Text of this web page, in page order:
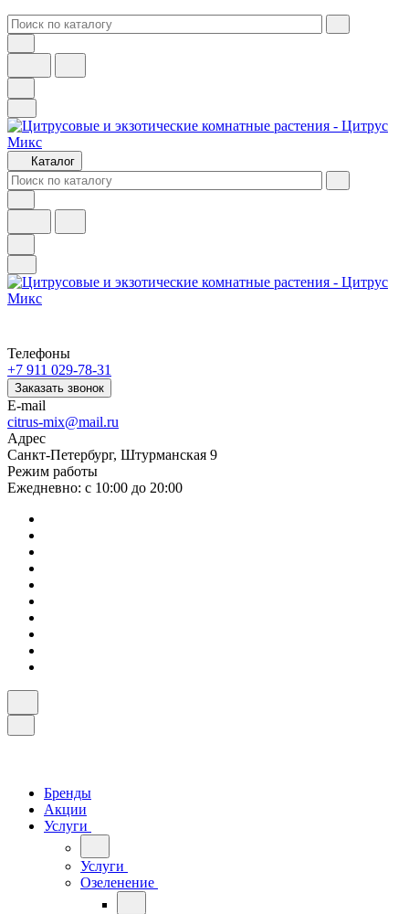
Каталог
Телефоны
+7 911 029-78-31
Заказать звонок
E-mail
citrus-mix@mail.ru
Адрес
Санкт-Петербург, Штурманская 9
Режим работы
Ежедневно: с 10:00 до 20:00
Бренды
Акции
Услуги
Услуги
Озеленение